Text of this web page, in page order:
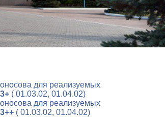
для реализуемых
( 01.03.02, 01.04.02)
для реализуемых
( 01.03.02, 01.04.02)